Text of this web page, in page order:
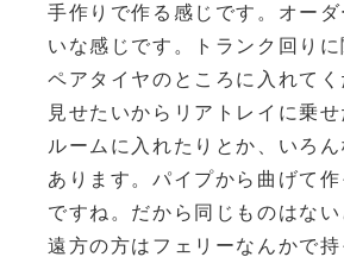
手作りで作る感じです。オーダ
いな感じです。トランク回りに
ペアタイヤのところに入れてく
見せたいからリアトレイに乗
ルームに入れたりとか、いろ
あります。パイプから曲げて作
ですね。だから同じものはない
遠方の方はフェリーなんかで